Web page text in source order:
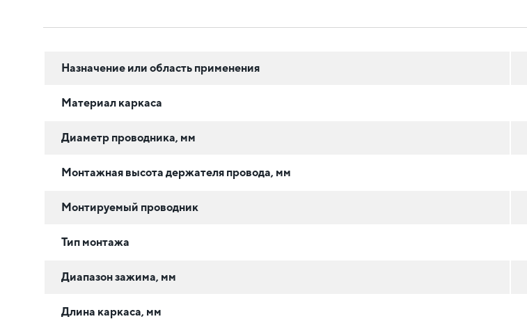
Назначение или область применения
Материал каркаса
Диаметр проводника, мм
Монтажная высота держателя провода, мм
Монтируемый проводник
Тип монтажа
Диапазон зажима, мм
Длина каркаса, мм